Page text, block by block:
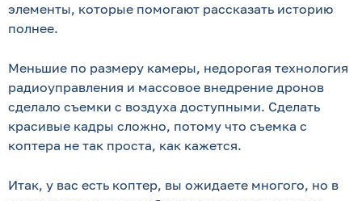
элементы, которые помогают рассказать историю
полнее.
Меньшие по размеру камеры, недорогая технология
радиоуправления и массовое внедрение дронов
сделало съемки с воздуха доступными. Сделать
красивые кадры сложно, потому что съемка с
коптера не так проста, как кажется.
Итак, у вас есть коптер, вы ожидаете многого, но в